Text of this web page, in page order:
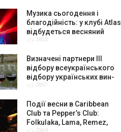
Музика сьогодення і
благодійність: у клубі Atlas
відбудеться весняний
«ГОМІН»
3852
Визначені партнери ІІІ
відбору всеукраїнського
відбору українських вин-
амбасадорів
2851
Події весни в Caribbean
Club та Pepper’s Club:
Folkulaka, Lama, Remez,
2569